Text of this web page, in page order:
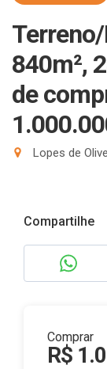
840m²,
de
Lopes de
Compartilhe
Comprar
R$